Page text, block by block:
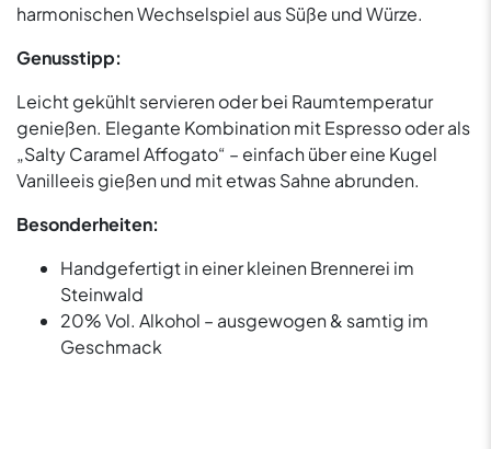
harmonischen Wechselspiel aus Süße und Würze.
Genusstipp:
Leicht gekühlt servieren oder bei Raumtemperatur
genießen. Elegante Kombination mit Espresso oder als
„Salty Caramel Affogato“ – einfach über eine Kugel
Vanilleeis gießen und mit etwas Sahne abrunden.
Besonderheiten:
Handgefertigt in einer kleinen Brennerei im
Steinwald
20% Vol. Alkohol – ausgewogen & samtig im
Geschmack